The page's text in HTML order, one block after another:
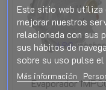
Evaporador
Este sitio web utiliza
mejorar nuestros
relacionada con sus
sus hábitos de
sobre su uso pulse
Más información